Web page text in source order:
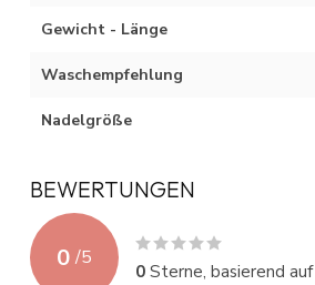
Gewicht - Länge
Waschempfehlung
Nadelgröße
BEWERTUNGEN
0 /5
0Sterne, basierend auf